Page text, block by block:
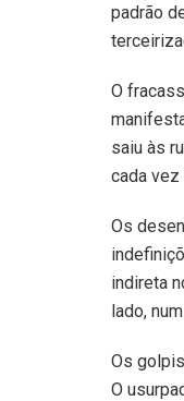
padrão
O
saiu às
cada vez
Os
indireta
lado,
Os
O